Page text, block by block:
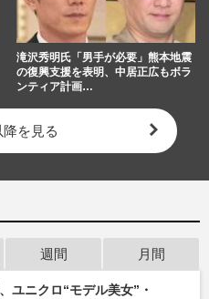
滝沢秀明氏「男手が必要」熊本地震
の復興支援を表明、中居正広もボラ
ンティア計画…
降を見る
週間 月間
ユニクロ“モデル美女”・